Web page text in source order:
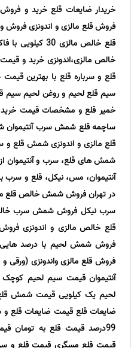
خریدار ضایعات قلع خرید و
فروش قلع مالزی و اندونزی
قلع خالص مالزی
خالص مالزی،اندونزی خرید و
قلع و سرباره قلع با بهترین
سیم قلع لحیم و روغن لحیم سیم
خمیر قلع و مشخصات قیمت
قلع مالزی و اندونزی شمش قلع و
شمش های قلع، سرب و آنتیموان
آنتیموان، مس، نیکل، قلع و
در تهران فروش شمش خالص قلع
سرب نیکل فروش شمش سرب
قلع خالص مالزی و اندونزی
فروش شمش لحیم با درصد هایی
فروش قلع مالزی واندونزی
آنتیموان قیمت سیم لحیم
ضایعات قلع قیمت ضایعات قلع
99درصد قیمت قلع به تومان